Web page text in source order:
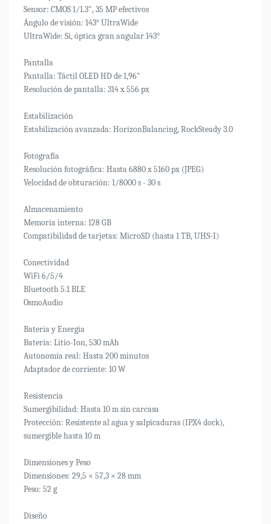
Sensor: CMOS 1/1.3", 35 MP efectivos
Ángulo de visión: 143° UltraWide
UltraWide: Sí, óptica gran angular 143°
Pantalla
Pantalla: Táctil OLED HD de 1,96"
Resolución de pantalla: 314 x 556 px
Estabilización
Estabilización avanzada: HorizonBalancing, RockSteady 3.0
Fotografía
Resolución fotográfica: Hasta 6880 x 5160 px (JPEG)
Velocidad de obturación: 1/8000 s - 30 s
Almacenamiento
Memoria interna: 128 GB
Compatibilidad de tarjetas: MicroSD (hasta 1 TB, UHS-I)
Conectividad
WiFi 6/5/4
Bluetooth 5.1 BLE
OsmoAudio
Batería y Energía
Batería: Litio-Ion, 530 mAh
Autonomía real: Hasta 200 minutos
Adaptador de corriente: 10 W
Resistencia
Sumergibilidad: Hasta 10 m sin carcasa
Protección: Resistente al agua y salpicaduras (IPX4 dock),
sumergible hasta 10 m
Dimensiones y Peso
Dimensiones: 29,5 × 57,3 × 28 mm
Peso: 52 g
Diseño